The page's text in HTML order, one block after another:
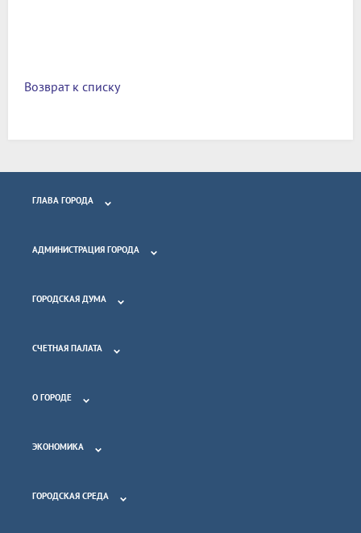
Возврат к списку
ГЛАВА ГОРОДА
АДМИНИСТРАЦИЯ ГОРОДА
ГОРОДСКАЯ ДУМА
СЧЕТНАЯ ПАЛАТА
О ГОРОДЕ
ЭКОНОМИКА
ГОРОДСКАЯ СРЕДА